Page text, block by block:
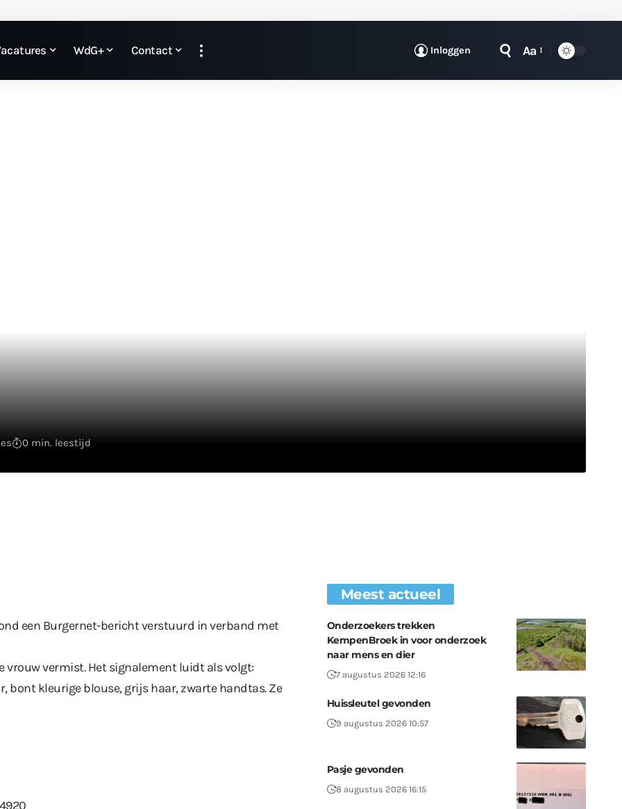
WdG+ Contact Inloggen Aa
0 min. leestijd
een Burgernet-bericht verstuurd in verband met
vrouw vermist. Het signalement luidt als volgt:
bont kleurige blouse, grijs haar, zwarte handtas. Ze
Meest actueel
Onderzoekers trekken
KempenBroek in voor onderzoek
naar mens en dier
7 augustus 2026 12:16
Huissleutel gevonden
9 augustus 2026 10:57
Pasje gevonden
8 augustus 2026 16:15